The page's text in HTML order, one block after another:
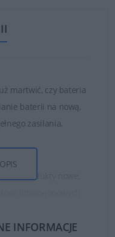
martwić, czy bateria
baterii na nową,
zasilania.
produkty nowe,
stanie działać długo
INFORMACJE